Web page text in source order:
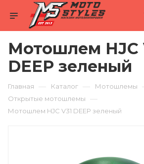
Мотошлем HJC
DEEP зеленый
Главная — Каталог — Мотошлемы
Открытые мотошлемы —
Мотошлем HJC V31 DEEP зеленый